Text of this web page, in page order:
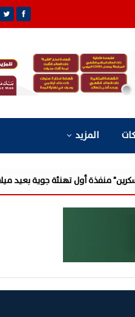
المزيد
بعيد ميلاد تركي آل الشيخ وصاحب...